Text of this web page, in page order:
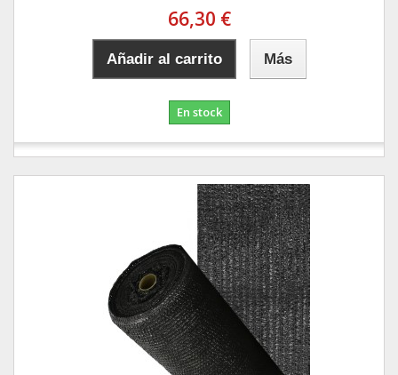
66,30 €
Añadir al carrito Más
En stock